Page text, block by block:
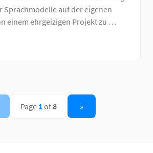
Sprachmodelle auf der eigenen
einem ehrgeizigen Projekt zu …
Page 1of8 »